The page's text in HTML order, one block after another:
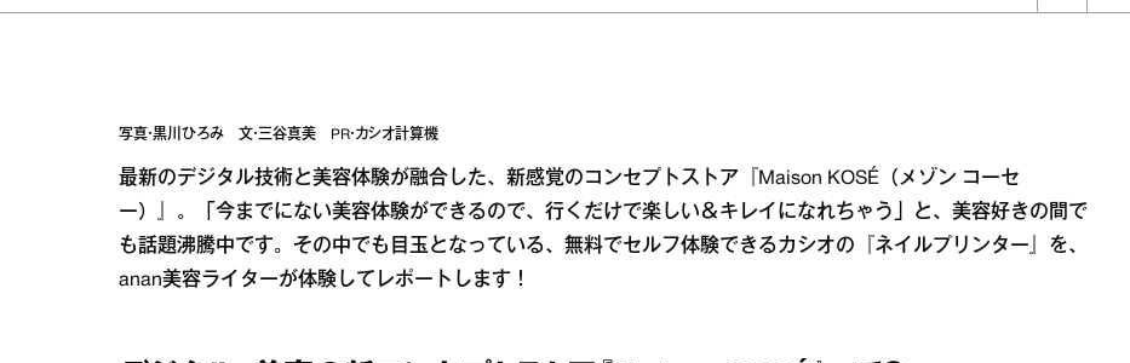
写真・黒川ひろみ 文・三谷真美 PR・カシオ計算機
最新のデジタル技術と美容体験が融合した、新感覚のコンセプトストア『Maison KOSÉ（メゾン コーセ
ー）』。「今までにない美容体験ができるので、行くだけで楽しい＆キレイになれちゃう」と、美容好きの間で
も話題沸騰中です。その中でも目玉となっている、無料でセルフ体験できるカシオの『ネイルプリンター』を、
anan美容ライターが体験してレポートします！